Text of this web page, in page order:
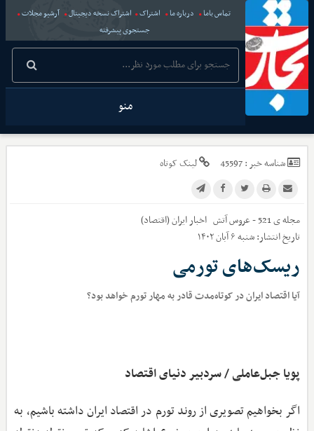
تماس باما درباره ما اشتراک اشتراک نسخه دیجیتال
آرشیو مجلات
جستجوی پیشرفته
منو
شناسه خبر :45597 لینک کوتاه
مجله ی 521 - عروس آتش اخبارایران (اقتصاد)
تاریخ انتشار:شنبه ۶ آبان ۱۴۰۲
ریسک‌های تورمی
آیا اقتصاد ایران در کوتاه‌مدت قادر به مهار تورم خواهد بود؟
پویا جبل‌عاملی / سردبیر دنیای اقتصاد
اگر بخواهیم تصویری از روند تورم در اقتصاد ایران داشته باشیم، به